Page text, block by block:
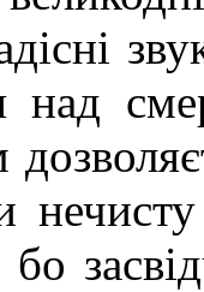
над